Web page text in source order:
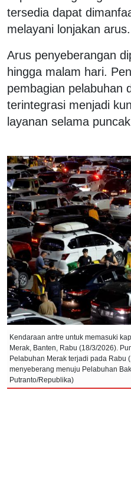
tersedia dapat
melayani lonjakan arus.
Arus penyeberangan
hingga malam hari.
pembagian pelabuhan
terintegrasi menjadi
layanan selama
Kendaraan antre untuk memasuki
Merak, Banten, Rabu (18/3/2026).
Pelabuhan Merak terjadi pada Rabu
menyeberang menuju Pelabuhan
Putranto/Republika)